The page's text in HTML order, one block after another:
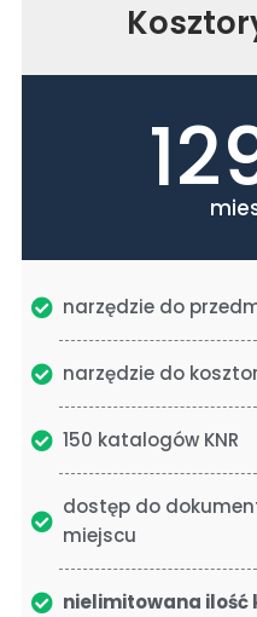
narzędzie do
narzędzie do
150 katalogów KNR
dostęp do
miejscu
nielimitowana ilość